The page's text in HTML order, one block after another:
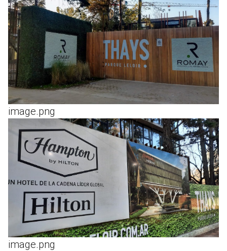
image.png
image.png